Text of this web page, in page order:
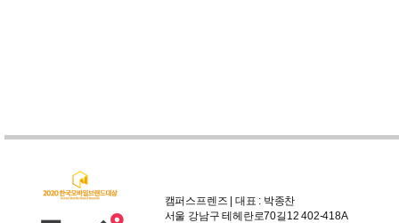
캠퍼스프렌즈 | 대표 : 박종찬
서울 강남구 테헤란로70길12 402-418A